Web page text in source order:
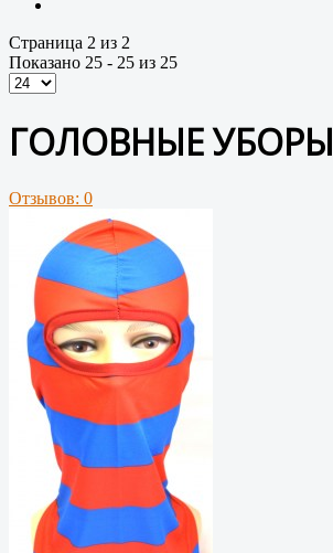
Страница 2 из 2
Показано 25 - 25 из 25
ГОЛОВНЫЕ УБОРЫ
Отзывов: 0